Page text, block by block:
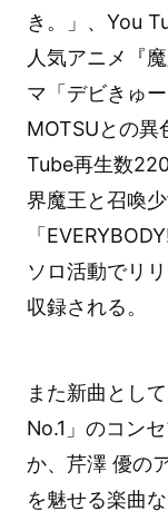
き。」、You
人気アニメ『
マ「デビきゅ
MOTSUとの異
Tube再生数
界魔王と召喚
「
ソロ活動でリ
収録される。
また新曲とし
No.1」のコン
か、芹澤 優の
を魅せる楽曲